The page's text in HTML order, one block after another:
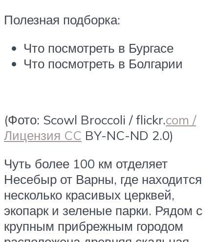
Полезная подборка:
Что посмотреть в Бургасе
Что посмотреть в Болгарии
(Фото: Scowl Broccoli / flickr.com /
Лицензия CC BY-NC-ND 2.0)
Чуть более 100 км отделяет
Несебыр от Варны, где находится
несколько красивых церквей,
экопарк и зеленые парки. Рядом с
крупным прибрежным городом